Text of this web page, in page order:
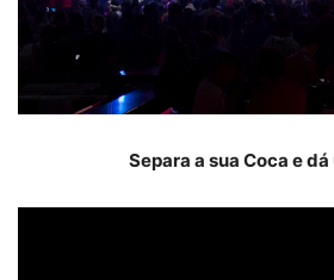
Separa a sua Coca e